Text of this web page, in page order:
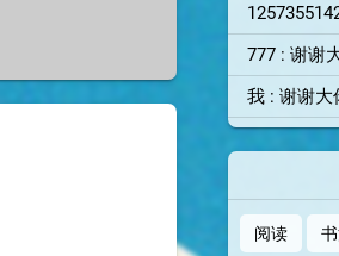
777 : 谢谢
我 : 谢谢大
阅读